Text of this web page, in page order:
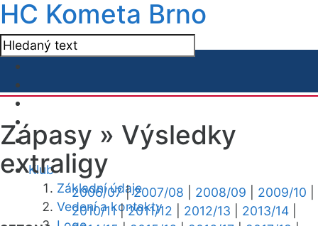
HC Kometa Brno
Klub
Základní údaje
Vedení a kontakty
Zápasy » Výsledky
extraligy
2006/07|2007/08 2008/09 2009/10
2010/11|2011/12 2012/13 2013/14